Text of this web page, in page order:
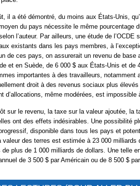
il a été démontré, du moins aux États-Unis,
du pays nécessite le même pourcentage
l’auteur. Par ailleurs, une étude de l’OCDE
existants dans les pays membres, à
de ces pays, on assurerait un revenu de base
et en Suède, de 6 000 $ aux États-Unis et de
importantes à des travailleurs, notamment
droit à des revenus sociaux plus
d’allocations, même modérées, est
sur le revenu, la taxe sur la valeur ajoutée, la
ont des effets indésirables. Une possibilité
progressif, disponible dans tous les pays et
des terres est estimée à 23 000
plus de 1 000 milliards de dollars. Une telle
de 3 500 $ par Américain ou de 8 500 $